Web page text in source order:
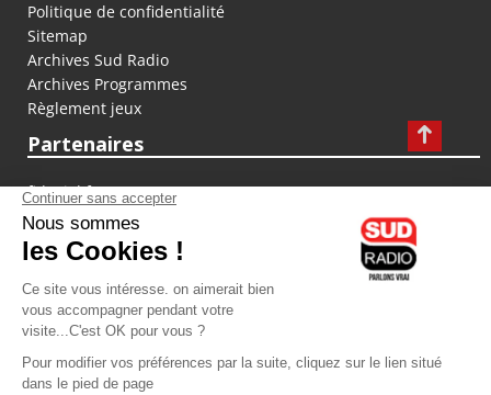
Politique de confidentialité
Sitemap
Archives Sud Radio
Archives Programmes
Règlement jeux
Partenaires
fiducial.fr
lyoncapitale.fr
olympique-et-lyonnais.com
L'application Iphone / Android
Téléchargez l'application